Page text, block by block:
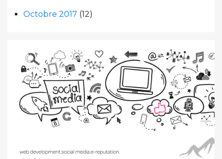
Octobre 2017 (12)